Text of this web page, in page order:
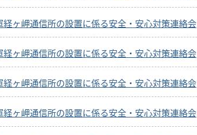
経ヶ岬通信所の設置に係る安全・安心対策連絡会
経ヶ岬通信所の設置に係る安全・安心対策連絡会
経ヶ岬通信所の設置に係る安全・安心対策連絡会
経ヶ岬通信所の設置に係る安全・安心対策連絡会